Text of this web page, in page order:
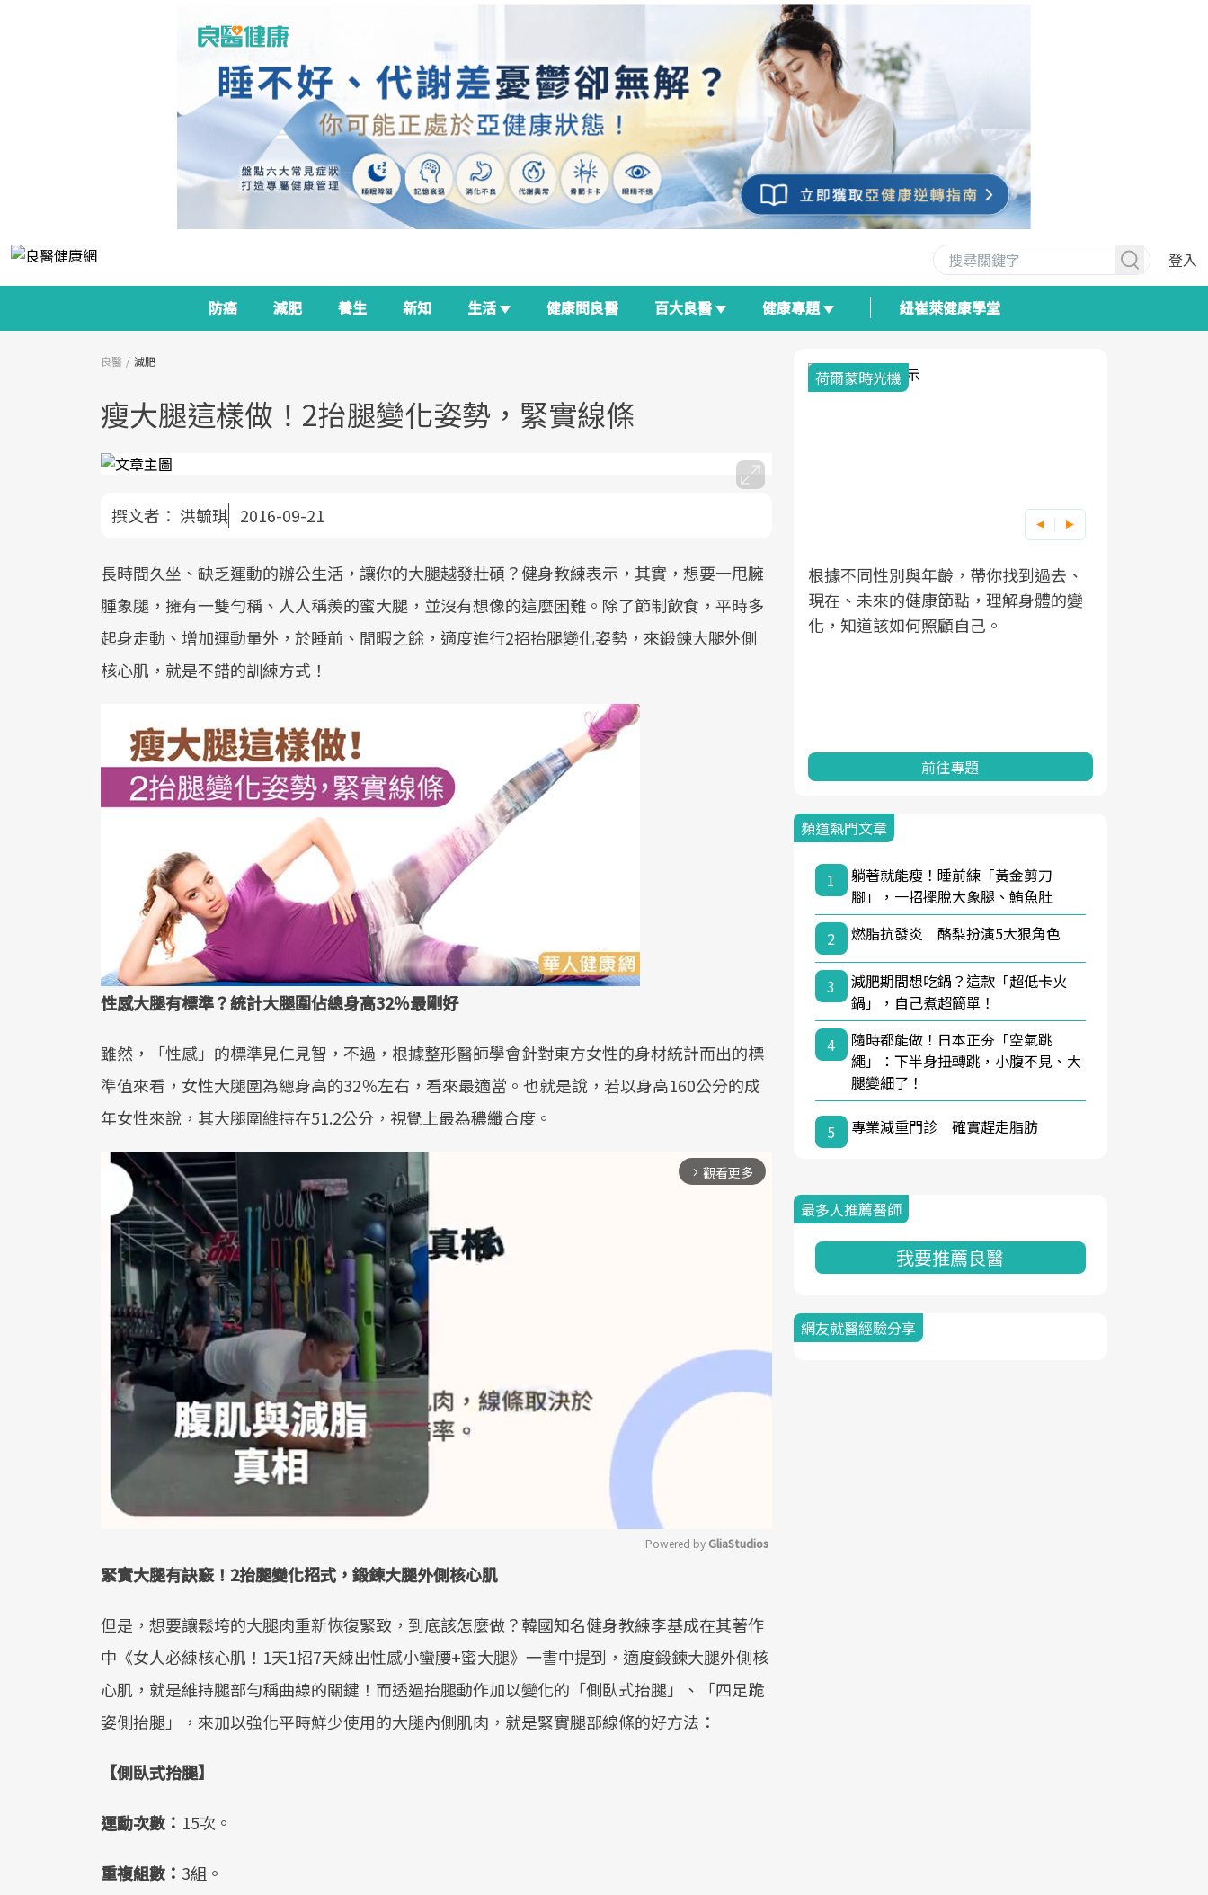
登入
防癌 減肥 養生 新知 生活 健康問良醫 百大良醫 健康專題 紐崔萊健康學堂
良醫 減肥
瘦大腿這樣做！2抬腿變化姿勢，緊實線條
撰文者： 洪毓琪 2016-09-21
長時間久坐、缺乏運動的辦公生活，讓你的大腿越發壯碩？健身教練表示，其實，想要一甩臃
腫象腿，擁有一雙勻稱、人人稱羨的蜜大腿，並沒有想像的這麼困難。除了節制飲食，平時多
起身走動、增加運動量外，於睡前、閒暇之餘，適度進行2招抬腿變化姿勢，來鍛鍊大腿外側
核心肌，就是不錯的訓練方式！
性感大腿有標準？統計大腿圍佔總身高32％最剛好
雖然，「性感」的標準見仁見智，不過，根據整形醫師學會針對東方女性的身材統計而出的標
準值來看，女性大腿圍為總身高的32％左右，看來最適當。也就是說，若以身高160公分的成
年女性來說，其大腿圍維持在51.2公分，視覺上最為穠纖合度。
arrow_forward_ios 觀看更多
Powered by GliaStudios
緊實大腿有訣竅！2抬腿變化招式，鍛鍊大腿外側核心肌
但是，想要讓鬆垮的大腿肉重新恢復緊致，到底該怎麼做？韓國知名健身教練李基成在其著作
中《女人必練核心肌！1天1招7天練出性感小蠻腰+蜜大腿》一書中提到，適度鍛鍊大腿外側核
心肌，就是維持腿部勻稱曲線的關鍵！而透過抬腿動作加以變化的「側臥式抬腿」、「四足跪
姿側抬腿」，來加以強化平時鮮少使用的大腿內側肌肉，就是緊實腿部線條的好方法：
【側臥式抬腿】
運動次數： 15次。
重複組數： 3組。
面對超高齡社會的浪潮，台灣正在快速
邁向「健康照護」的新時代。隨著國家
政策如「健康台灣推動委員會」與「長
照3.0」的推進，「預防醫學」已成全民
療院所的服務，更是民眾了解自身健康
狀況、啟動健康管理的重要起點。
2025年，就到良醫生活祭體驗「一站式
健康新生活」，從講座、體驗到運動，
良醫健康網從「換季的身體變化」出
發，透過醫學觀點與日常感受的對話，
建立對亞健康的認知，進而引導實際的
改善行動。
根據不同性別與年齡，帶你找到過去、
現在、未來的健康節點，理解身體的變
2025健檢服務大調查
因應超高齡社會來臨，良醫健康網推動
「2025年健檢服務大調查」，以倡議健
康促進為目的，深耕健康篩檢之於台灣
前往專題
頻道熱門文章
1
躺著就能瘦！睡前練「黃金剪刀
腳」，一招擺脫大象腿、鮪魚肚
2
燃脂抗發炎 酪梨扮演5大狠角色
3
減肥期間想吃鍋？這款「超低卡火
鍋」，自己煮超簡單！
4
隨時都能做！日本正夯「空氣跳
繩」：下半身扭轉跳，小腹不見、大
腿變細了！
5 專業減重門診 確實趕走脂肪
最多人推薦醫師
我要推薦良醫
網友就醫經驗分享